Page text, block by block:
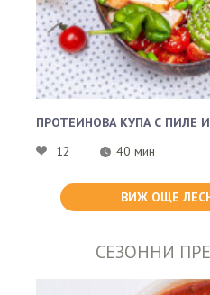
ПРОТЕИНОВА КУПА С ПИЛЕ
12
40 мин
ВИЖ ОЩЕ
СЕЗОННИ